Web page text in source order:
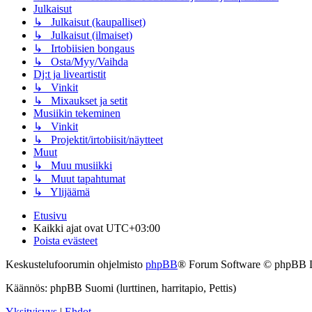
Julkaisut
↳ Julkaisut (kaupalliset)
↳ Julkaisut (ilmaiset)
↳ Irtobiisien bongaus
↳ Osta/Myy/Vaihda
Dj:t ja liveartistit
↳ Vinkit
↳ Mixaukset ja setit
Musiikin tekeminen
↳ Vinkit
↳ Projektit/irtobiisit/näytteet
Muut
↳ Muu musiikki
↳ Muut tapahtumat
↳ Ylijäämä
Etusivu
Kaikki ajat ovat UTC+03:00
Poista evästeet
Keskustelufoorumin ohjelmisto phpBB® Forum Software © phpBB
Käännös: phpBB Suomi (lurttinen, harritapio, Pettis)